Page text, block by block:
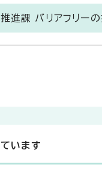
進課 バリアフリー
います